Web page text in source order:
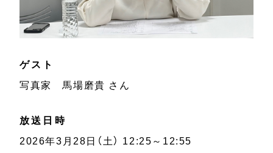
ゲスト
写真家 馬場磨貴 さん
放送日時
2026年3月28日（土） 12:25～12:55